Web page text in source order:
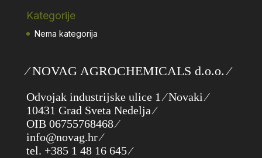
Kategorije
Nema kategorija
⁄ NOVAG AGROCHEMICALS d.o.o. ⁄
Odvojak industrijske ulice 1 ⁄ Novaki ⁄
10431 Grad Sveta Nedelja ⁄
OIB 06755768468 ⁄
info@novag.hr ⁄
tel. +385 1 48 16 645 ⁄